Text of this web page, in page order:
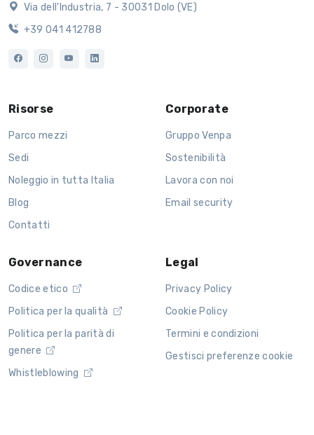
Via dell'Industria, 7 - 30031 Dolo (VE)
+39 041 412788
Risorse
Parco mezzi
Sedi
Noleggio in tutta Italia
Blog
Contatti
Corporate
Gruppo Venpa
Sostenibilità
Lavora con noi
Email security
Governance
Codice etico
Politica per la qualità
Politica per la parità di
genere
Whistleblowing
Legal
Privacy Policy
Cookie Policy
Termini e condizioni
Gestisci preferenze cookie